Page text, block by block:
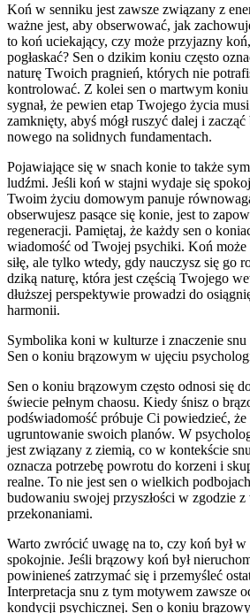
Koń w senniku jest zawsze związany z
ważne jest, aby obserwować, jak
to koń uciekający, czy może przyjazny
pogłaskać? Sen o dzikim koniu często
naturę Twoich pragnień, których nie
kontrolować. Z kolei sen o martwym
sygnał, że pewien etap Twojego życia
zamknięty, abyś mógł ruszyć dalej i
nowego na solidnych fundamentach.
Pojawiające się w snach konie to także
ludźmi. Jeśli koń w stajni wydaje się
Twoim życiu domowym panuje
obserwujesz pasące się konie, jest to
regeneracji. Pamiętaj, że każdy sen o
wiadomość od Twojej psychiki. Koń
siłę, ale tylko wtedy, gdy nauczysz się go
dziką naturę, która jest częścią Twojego
dłuższej perspektywie prowadzi do
harmonii.
Symbolika koni w kulturze i znaczenie snu
Sen o koniu brązowym w ujęciu
Sen o koniu brązowym często odnosi się
świecie pełnym chaosu. Kiedy śnisz o
podświadomość próbuje Ci powiedzieć, że
ugruntowanie swoich planów. W
jest związany z ziemią, co w kontekście
oznacza potrzebę powrotu do korzeni i
realne. To nie jest sen o wielkich
budowaniu swojej przyszłości w zgodzie z
przekonaniami.
Warto zwrócić uwagę na to, czy koń był w
spokojnie. Jeśli brązowy koń był
powinieneś zatrzymać się i przemyśleć
Interpretacja snu z tym motywem zawsze
kondycji psychicznej. Sen o koniu